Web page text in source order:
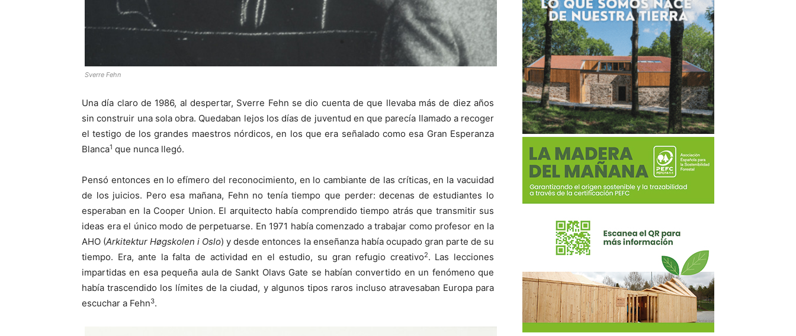
Sverre Fehn
Una día claro de 1986, al despertar, Sverre Fehn se dio cuenta de que llevaba más de diez años
sin construir una sola obra. Quedaban lejos los días de juventud en que parecía llamado a recoger
el testigo de los grandes maestros nórdicos, en los que era señalado como esa Gran Esperanza
Blanca1 que nunca llegó.
Pensó entonces en lo efímero del reconocimiento, en lo cambiante de las críticas, en la vacuidad
de los juicios. Pero esa mañana, Fehn no tenía tiempo que perder: decenas de estudiantes lo
esperaban en la Cooper Union. El arquitecto había comprendido tiempo atrás que transmitir sus
ideas era el único modo de perpetuarse. En 1971 había comenzado a trabajar como profesor en la
AHO (Arkitektur Høgskolen i Oslo) y desde entonces la enseñanza había ocupado gran parte de su
tiempo. Era, ante la falta de actividad en el estudio, su gran refugio creativo2. Las lecciones
impartidas en esa pequeña aula de Sankt Olavs Gate se habían convertido en un fenómeno que
había trascendido los límites de la ciudad, y algunos tipos raros incluso atravesaban Europa para
escuchar a Fehn3.